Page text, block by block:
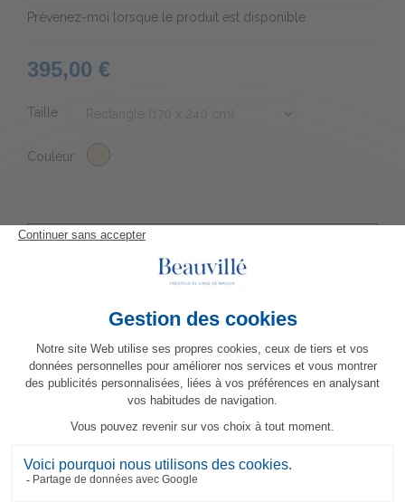
Prévenez-moi lorsque le produit est disponible
395,00 €
Taille
Couleur
ARTICLES COMPLÉMENTAIRES
INFORMATIONS PRODUIT AVIS CLIENTS